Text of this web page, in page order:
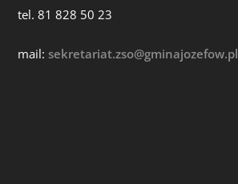
tel. 81 828 50 23
mail:sekretariat.zso@gminajozefow.pl